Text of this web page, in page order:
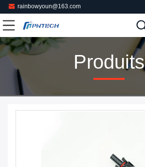
rainbowyoun@163.com
Produits